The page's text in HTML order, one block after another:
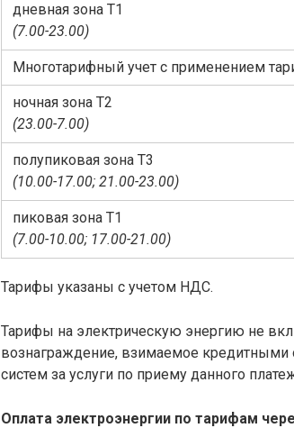
дневная зона Т1
(7.00-23.00)
Многотарифный учет с применением
ночная зона Т2
(23.00-7.00)
полупиковая зона Т3
(10.00-17.00; 21.00-23.00)
пиковая зона Т1
(7.00-10.00; 17.00-21.00)
Тарифы указаны с учетом НДС.
Тарифы на электрическую энергию не
вознаграждение, взимаемое кредитными
систем за услуги по приему данного
Оплата электроэнергии по тарифам